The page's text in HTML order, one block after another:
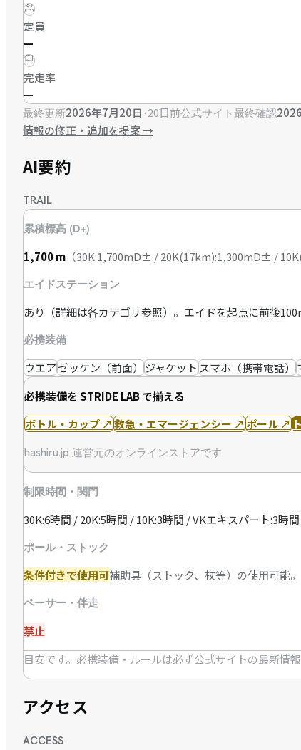
定員
—
完走率
—
最終更新2026年7月20日 ·20日前公式サイト最終確認
情報の修正・追加を提案→
AI要約
TRAIL
累積標高 (D+)
1,700m （30K:1,700mD± / 20K(17km):1,300mD± /
エイドステーション
あり（詳細は各カテゴリ参照）。エイドを起点に前後
必携装備
ウエアゼッケン（前面） ジャケット スマホ（携帯電話）
必携装備を STRIDE LAB で揃える
ボトル・カップ ↗救急・エマージェンシー ↗ポール ↗
hashiru.jp 運営元のオンラインストアです
制限時間・関門
30K:6時間 / 20K:5時間 / 10K:3時間 / VKエキスパート:3時
ポール・ストック
条件付きで使用可補助具（ストック、杖等）の使用可能
ペーサー・伴走
禁止
目安です。必携装備・ルールは必ず公式サイトの最新情
アクセス
ACCESS